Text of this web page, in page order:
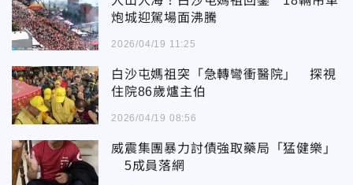
炮城迎駕場面沸騰
2026/04/19 11:25
白沙屯媽祖突「急轉彎衝醫院」 探視
住院86歲爐主伯
2026/04/19 08:56
威震集團暴力討債強取藥局「猛健樂」
5成員落網